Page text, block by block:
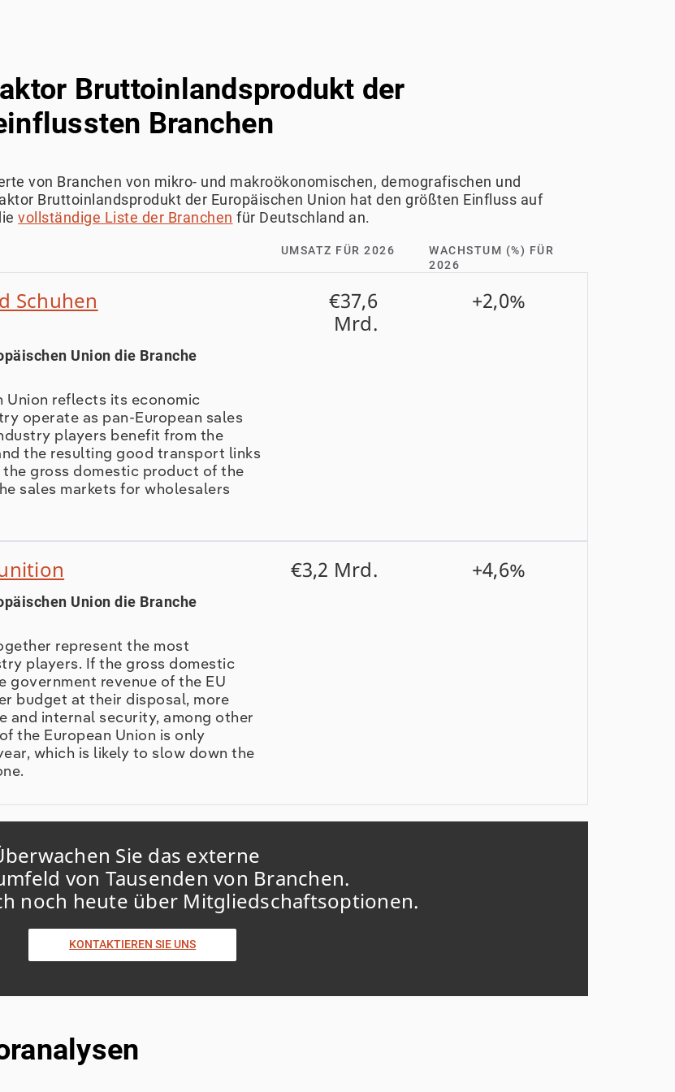
Bruttoinlandsprodukt der
Branchen
von Branchen von mikro- und makroökonomischen, demografischen und
Bruttoinlandsprodukt der Europäischen Union hat den größten Einfluss auf
vollständige Liste der Branchen für Deutschland an.
UMSATZ FÜR 2026
WACHSTUM (%) FÜR
2026
Schuhen
€37,6
Mrd.
+2,0%
Union die Branche
Union reflects its economic
operate as pan-European sales
players benefit from the
the resulting good transport links
gross domestic product of the
sales markets for wholesalers
€3,2 Mrd. +4,6%
Union die Branche
represent the most
players. If the gross domestic
government revenue of the EU
budget at their disposal, more
and internal security, among other
the European Union is only
which is likely to slow down the
Sie das externe
von Tausenden von Branchen.
noch heute über Mitgliedschaftsoptionen.
KONTAKTIEREN SIE UNS